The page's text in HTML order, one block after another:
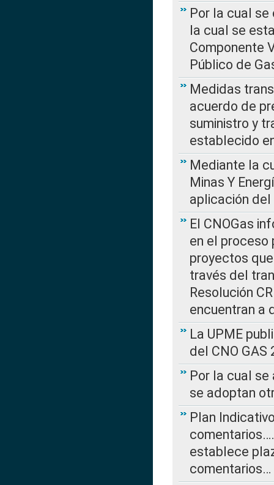
Por la cual se
la cual se
Componente
Público de
Medidas
acuerdo de
suministro y
establecido
Mediante la
Minas Y
aplicación
El CNOGas
en el proceso
proyectos
través del
Resolución
encuentran a
La UPME
del CNO
Por la cual
se adoptan
Plan
establece
comentarios…